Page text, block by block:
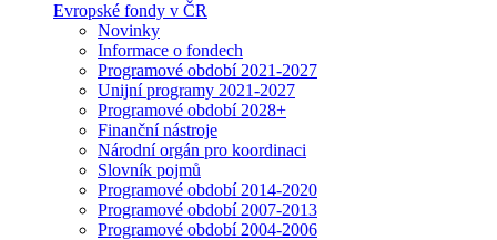
Evropské fondy v ČR
Novinky
Informace o fondech
Programové období 2021-2027
Unijní programy 2021-2027
Programové období 2028+
Finanční nástroje
Národní orgán pro koordinaci
Slovník pojmů
Programové období 2014-2020
Programové období 2007-2013
Programové období 2004-2006